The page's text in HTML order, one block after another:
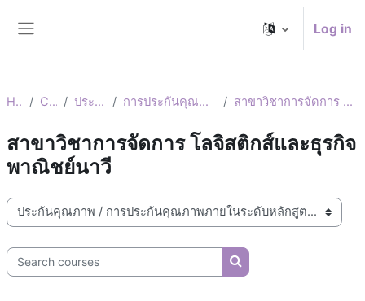
Log in
Home Courses ประกันคุณภาพ การประกันคุณภาพภายในระดับหลักสูตร สาขาวิชาการจัดการ โลจิสติกส์และธุรกิจพาณิชย์นาวี
สาขาวิชาการจัดการ โลจิสติกส์และธุรกิจ
พาณิชย์นาวี
Course categories
Search courses
Search courses